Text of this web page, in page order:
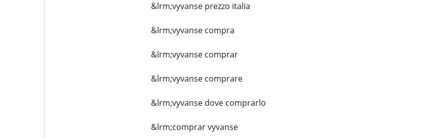
&lrm;vyvanse prezzo italia
&lrm;vyvanse compra
&lrm;vyvanse comprar
&lrm;vyvanse comprare
&lrm;vyvanse dove comprarlo
&lrm;comprar vyvanse